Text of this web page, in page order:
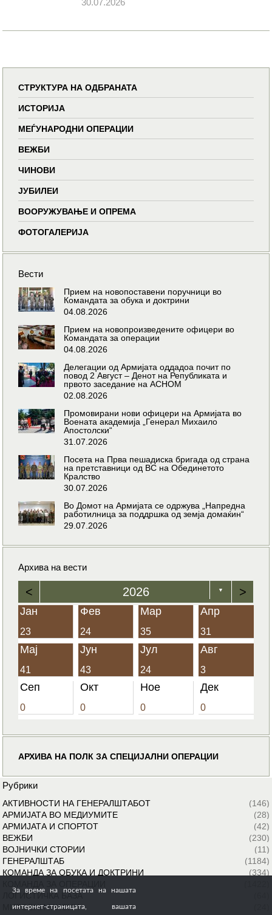
СТРУКТУРА НА ОДБРАНАТА
ИСТОРИЈА
МЕЃУНАРОДНИ ОПЕРАЦИИ
ВЕЖБИ
ЧИНОВИ
ЈУБИЛЕИ
ВООРУЖУВАЊЕ И ОПРЕМА
ФОТОГАЛЕРИЈА
Вести
Прием на новопоставени поручници во
Командата за обука и доктрини
04.08.2026
Прием на новопроизведените офицери во
Командата за операции
04.08.2026
Делегации од Армијата оддадоа почит по
повод 2 Август – Денот на Републиката и
првото заседание на АСНОМ
02.08.2026
Промовирани нови офицери на Армијата во
Воената академија „Генерал Михаило
Апостолски“
31.07.2026
Посета на Прва пешадиска бригада од страна
на претставници од ВС на Обединетото
Кралство
30.07.2026
Во Домот на Армијата се одржува „Напредна
работилница за поддршка од земја домаќин“
29.07.2026
Архива на вести
< 2026 ▼ >
Јан
23
Фев
24
Мар
35
Апр
31
Мај
41
Јун
43
Јул
24
Авг
3
Сеп
0
Окт
0
Ное
0
Дек
0
АРХИВА НА ПОЛК ЗА СПЕЦИЈАЛНИ ОПЕРАЦИИ
Рубрики
АКТИВНОСТИ НА ГЕНЕРАЛШТАБОТ
(146)
АРМИЈАТА ВО МЕДИУМИТЕ
(28)
АРМИЈАТА И СПОРТОТ
(42)
ВЕЖБИ
(230)
ВОЈНИЧКИ СТОРИИ
(11)
ГЕНЕРАЛШТАБ
(1184)
КОМАНДА ЗА ОБУКА И ДОКТРИНИ
(334)
ЛОГИСТИЧКА БАЗА
МИРОВНИ МИСИИ
За време на посетата на нашата
интернет-страницата, вашата